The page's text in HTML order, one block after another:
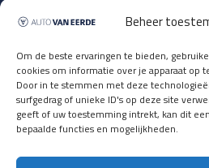
Beheer
Om de beste ervaringen te bieden,
cookies om informatie over je apparaat op
Door in te stemmen met deze
surfgedrag of unieke ID's op deze site
geeft of uw toestemming intrekt, kan dit
bepaalde functies en mogelijkheden.
Updates over nieuwbinnen-
vóórdat ze op de portals staan?
Registreer je hier.
E-mailadres *